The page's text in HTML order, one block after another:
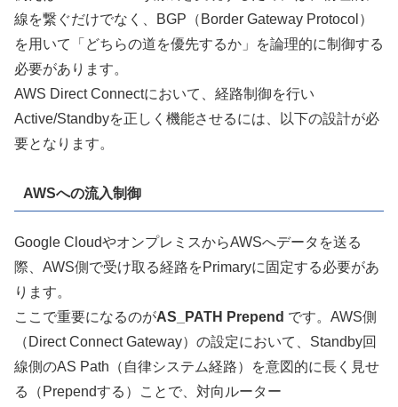
線を繋ぐだけでなく、BGP（Border Gateway Protocol）
を用いて「どちらの道を優先するか」を論理的に制御する
必要があります。
AWS Direct Connectにおいて、経路制御を行い
Active/Standbyを正しく機能させるには、以下の設計が必
要となります。
AWSへの流入制御
Google CloudやオンプレミスからAWSへデータを送る
際、AWS側で受け取る経路をPrimaryに固定する必要があ
ります。
ここで重要になるのがAS_PATH Prepend です。AWS側
（Direct Connect Gateway）の設定において、Standby回
線側のAS Path（自律システム経路）を意図的に長く見せ
る（Prependする）ことで、対向ルーター